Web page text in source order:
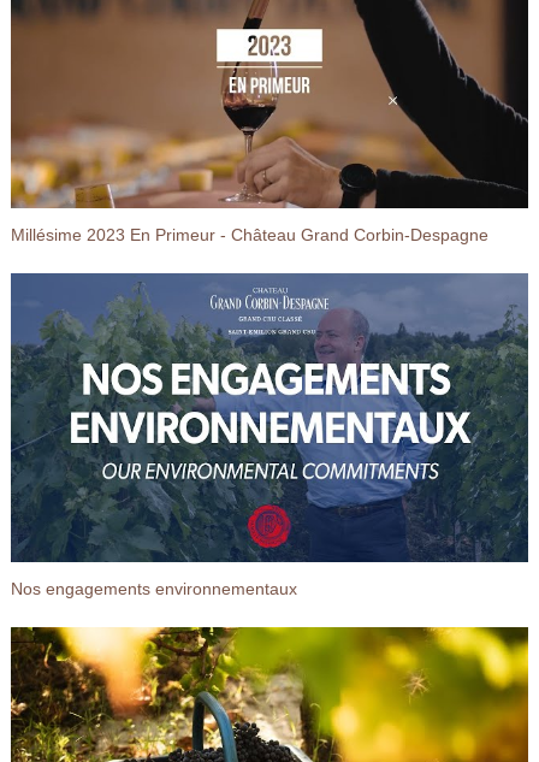
Millésime 2023 En Primeur - Château Grand Corbin-Despagne
Nos engagements environnementaux